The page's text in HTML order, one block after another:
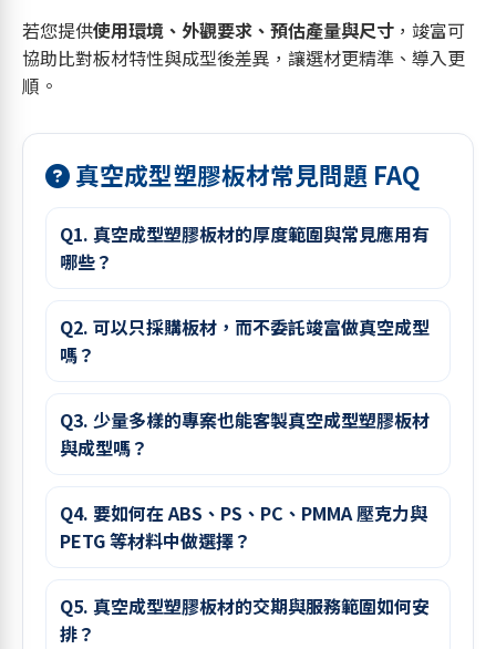
若您提供使用環境、外觀要求、預估產量與尺寸 ，竣富可
協助比對板材特性與成型後差異，讓選材更精準、導入更
順。
真空成型塑膠板材常見問題 FAQ
Q1. 真空成型塑膠板材的厚度範圍與常見應用有
哪些？
Q2. 可以只採購板材，而不委託竣富做真空成型
嗎？
Q3. 少量多樣的專案也能客製真空成型塑膠板材
與成型嗎？
Q4. 要如何在 ABS、PS、PC、PMMA 壓克力與
PETG 等材料中做選擇？
Q5. 真空成型塑膠板材的交期與服務範圍如何安
排？